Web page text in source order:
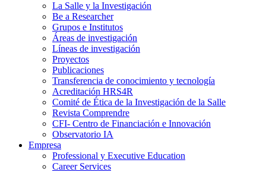
La Salle y la Investigación
Be a Researcher
Grupos e Institutos
Áreas de investigación
Líneas de investigación
Proyectos
Publicaciones
Transferencia de conocimiento y tecnología
Acreditación HRS4R
Comité de Ética de la Investigación de la Salle
Revista Comprendre
CFI- Centro de Financiación e Innovación
Observatorio IA
Empresa
Professional y Executive Education
Career Services